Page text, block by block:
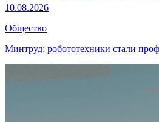
10.08.2026
Общество
Минтруд: робототехники стали